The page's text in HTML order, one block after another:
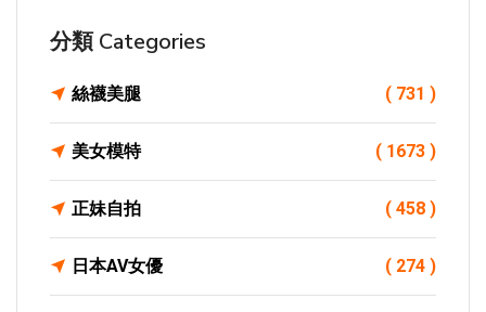
分類 Categories
絲襪美腿 ( 731 )
美女模特 ( 1673 )
正妹自拍 ( 458 )
日本AV女優 ( 274 )